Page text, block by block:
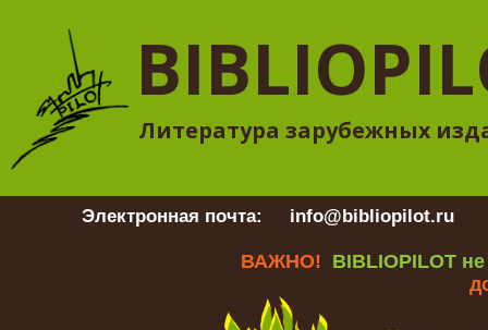
Литература зарубежных
Электронная почта: info@bibliopilot.ru
ВАЖНО! BIBLIOPILOT